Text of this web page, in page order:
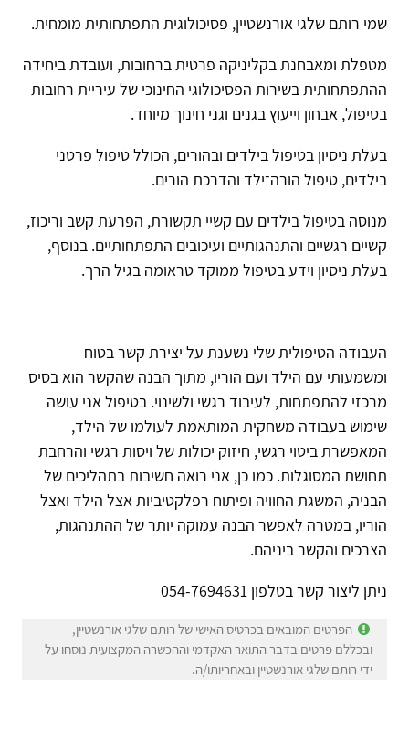
שמי רותם שלגי אורנשטיין, פסיכולוגית התפתחותית מומחית.
מטפלת ומאבחנת בקליניקה פרטית ברחובות, ועובדת ביחידה
ההתפתחותית בשירות הפסיכולוגי החינוכי של עיריית רחובות
בטיפול, אבחון וייעוץ בגנים וגני חינוך מיוחד.
בעלת ניסיון בטיפול בילדים ובהורים, הכולל טיפול פרטני
בילדים, טיפול הורה־ילד והדרכת הורים.
מנוסה בטיפול בילדים עם קשיי תקשורת, הפרעת קשב וריכוז,
קשיים רגשיים והתנהגותיים ועיכובים התפתחותיים. בנוסף,
בעלת ניסיון וידע בטיפול ממוקד טראומה בגיל הרך.
העבודה הטיפולית שלי נשענת על יצירת קשר בטוח
ומשמעותי עם הילד ועם הוריו, מתוך הבנה שהקשר הוא בסיס
מרכזי להתפתחות, לעיבוד רגשי ולשינוי. בטיפול אני עושה
שימוש בעבודה משחקית המותאמת לעולמו של הילד,
המאפשרת ביטוי רגשי, חיזוק יכולות של ויסות רגשי והרחבת
תחושת המסוגלות. כמו כן, אני רואה חשיבות בתהליכים של
הבניה, המשגת החוויה ופיתוח רפלקטיביות אצל הילד ואצל
הוריו, במטרה לאפשר הבנה עמוקה יותר של ההתנהגות,
הצרכים והקשר ביניהם.
ניתן ליצור קשר בטלפון 054-7694631
הפרטים המובאים בכרטיס האישי של רותם שלגי אורנשטיין,
ובכללם פרטים בדבר התואר האקדמי וההכשרה המקצועית נוסחו על
ידי רותם שלגי אורנשטיין ובאחריותו/ה.